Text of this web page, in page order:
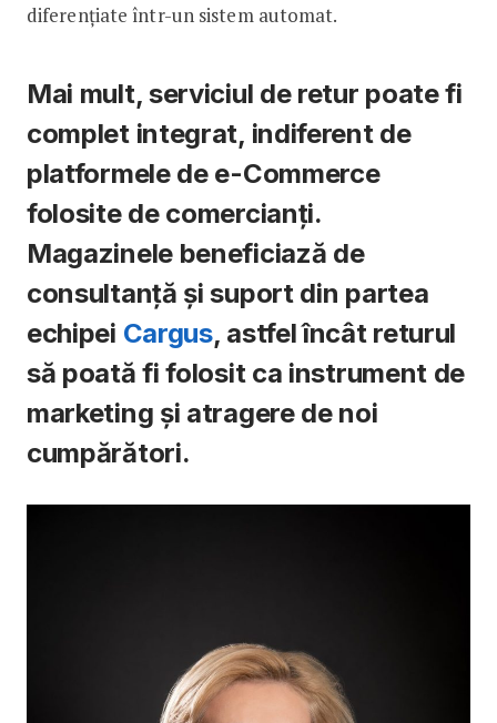
diferențiate într-un sistem automat.
Mai mult, serviciul de retur poate fi
complet integrat, indiferent de
platformele de e-Commerce
folosite de comercianți.
Magazinele beneficiază de
consultanță și suport din partea
echipei Cargus, astfel încât returul
să poată fi folosit ca instrument de
marketing și atragere de noi
cumpărători.